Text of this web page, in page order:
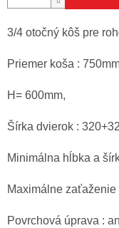
3/4 otočný kôš pre
Priemer koša :
H= 600mm,
Šírka dvierok :
Minimálna hĺbka a
Maximálne
Povrchová úprava :